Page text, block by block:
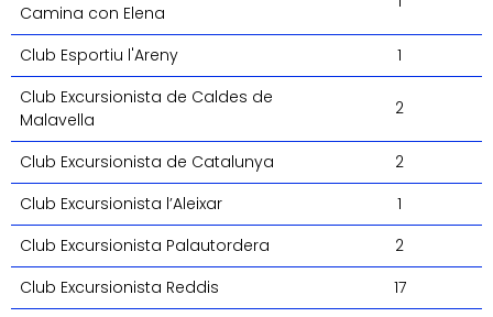
Camina con Elena
Club Esportiu l'Areny
1
Club Excursionista de Caldes de
Malavella
2
Club Excursionista de Catalunya
2
Club Excursionista l’Aleixar
1
Club Excursionista Palautordera
2
Club Excursionista Reddis
17